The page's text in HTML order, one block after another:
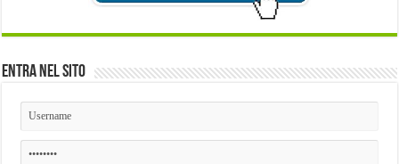
Entra nel sito